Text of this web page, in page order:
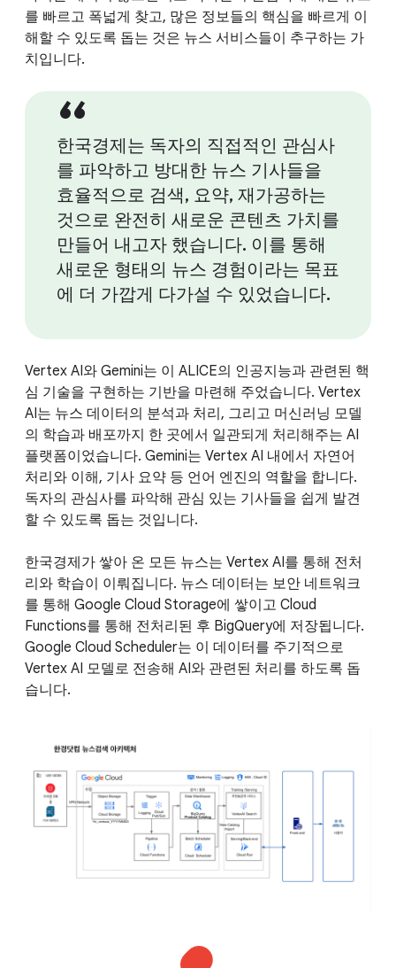
를 빠르고 폭넓게 찾고, 많은 정보들의 핵심을 빠르게 이
해할 수 있도록 돕는 것은 뉴스 서비스들이 추구하는 가
치입니다.
한국경제는 독자의 직접적인 관심사
를 파악하고 방대한 뉴스 기사들을
효율적으로 검색, 요약, 재가공하는
것으로 완전히 새로운 콘텐츠 가치를
만들어 내고자 했습니다. 이를 통해
새로운 형태의 뉴스 경험이라는 목표
에 더 가깝게 다가설 수 있었습니다.
Vertex AI와 Gemini는 이 ALICE의 인공지능과 관련된 핵
심 기술을 구현하는 기반을 마련해 주었습니다. Vertex
AI는 뉴스 데이터의 분석과 처리, 그리고 머신러닝 모델
의 학습과 배포까지 한 곳에서 일관되게 처리해주는 AI
플랫폼이었습니다. Gemini는 Vertex AI 내에서 자연어
처리와 이해, 기사 요약 등 언어 엔진의 역할을 합니다.
독자의 관심사를 파악해 관심 있는 기사들을 쉽게 발견
할 수 있도록 돕는 것입니다.
한국경제가 쌓아 온 모든 뉴스는 Vertex AI를 통해 전처
리와 학습이 이뤄집니다. 뉴스 데이터는 보안 네트워크
를 통해 Google Cloud Storage에 쌓이고 Cloud
Functions를 통해 전처리된 후 BigQuery에 저장됩니다.
Google Cloud Scheduler는 이 데이터를 주기적으로
Vertex AI 모델로 전송해 AI와 관련된 처리를 하도록 돕
습니다.